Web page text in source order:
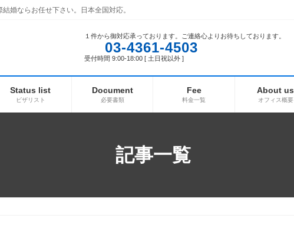
婚ならお任せ下さい。日本全国対応。
１件から御対応承っております。ご連絡心よりお待ちしております。
03-4361-4503
受付時間 9:00-18:00 [ 土日祝以外 ]
Status list
ビザリスト
Document
必要書類
Fee
料金一覧
About us
オフィス概要
記事一覧